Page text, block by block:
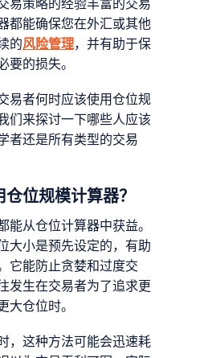
都能确保您在外汇或其他
的风险管理，并有助于保
要的损失。
易者何时应该使用仓位规
们来探讨一下哪些人应该
者还是所有类型的交易
位规模计算器？
能从仓位计算器中获益。
大小是预先设定的，有助
它能防止贪婪和过度交
发生在交易者为了追求更
大仓位时。
，这种方法可能会迅速耗